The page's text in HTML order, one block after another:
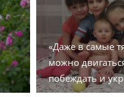
«Даже в самые
можно
побеждать и